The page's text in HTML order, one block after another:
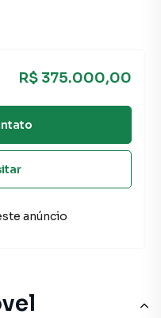
R$ 375.000,00
anúncio